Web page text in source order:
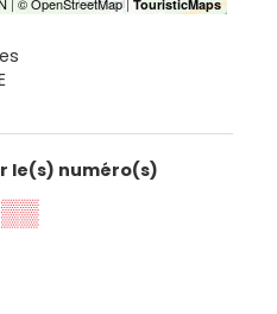
le(s) numéro(s)
▒▒